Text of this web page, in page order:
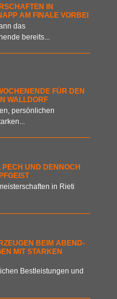
IN
AM FINALE VORBEI
das
bereits...
FÜR DEN
WALLDORF
persönlichen
PECH UND DENNOCH
in Rieti
BEIM ABEND-
MIT STARKEN
Bestleistungen und